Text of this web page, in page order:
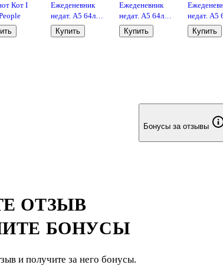
Кот I
Ежеденевник
недат. А5 64л
Мои блестящие
планы на
Купить
Ежеденевник
недат. А5 64л
Мои блестящие
планы на
Купить
недат. А5
Мои
планы на
Купить
Бонусы за отзывы
ОТЗЫВ
БОНУСЫ
и получите за него бонусы.